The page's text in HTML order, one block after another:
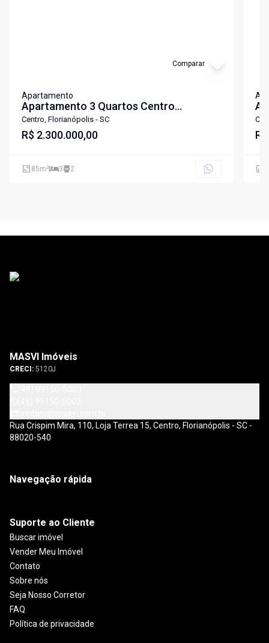
Comparar
Apartamento
Apartamento 3 Quartos Centro
Florianópolis
Centro, Florianópolis - SC
R$ 2.300.000,00
85m² 3 2
MASVI Imóveis
CRECI: 5120J
Rua Crispim Mira, 110, Loja Terrea 15, Centro, Florianópolis - SC -
88020-540
Navegação rápida
Suporte ao Cliente
Buscar imóvel
Vender Meu Imóvel
Contato
Sobre nós
Seja Nosso Corretor
FAQ
Política de privacidade